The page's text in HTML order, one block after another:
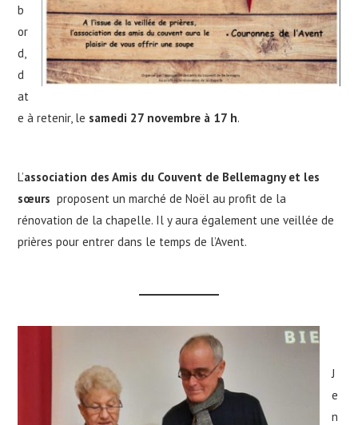
b
or
d,
d
at
e à retenir, le samedi 27 novembre à 17 h.
L’association des Amis du Couvent de Bellemagny et les
sœurs proposent un marché de Noël au profit de la
rénovation de la chapelle. Il y aura également une veillée de
prières pour entrer dans le temps de l’Avent.
J
e
n